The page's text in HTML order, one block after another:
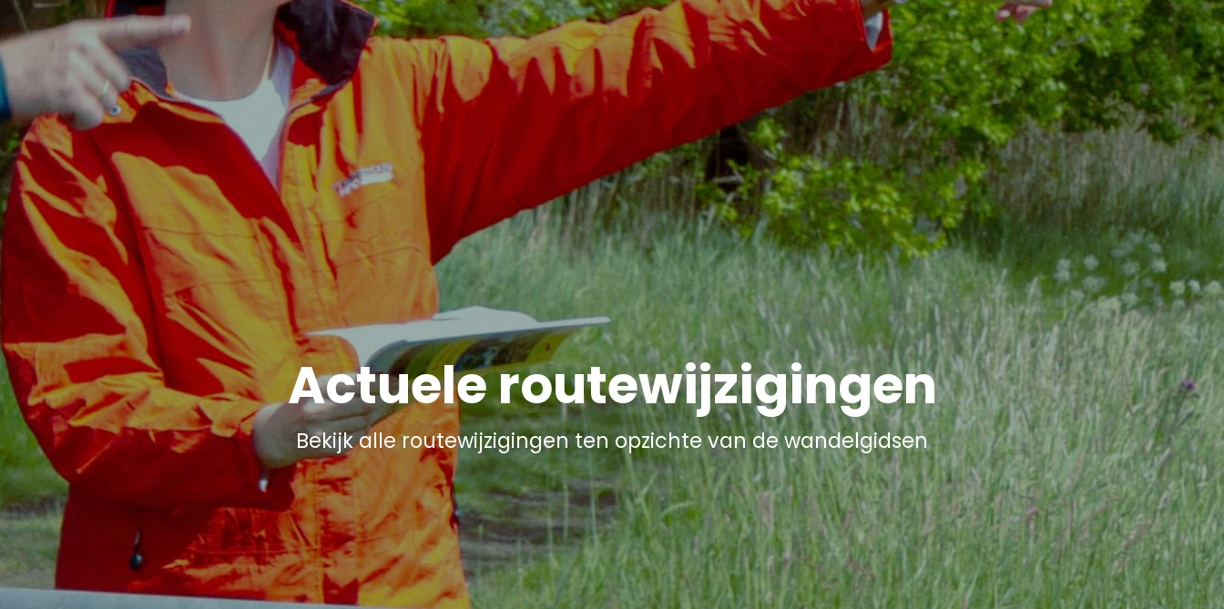
Actuele routewijzigingen
Bekijk alle routewijzigingen ten opzichte van de wandelgidsen